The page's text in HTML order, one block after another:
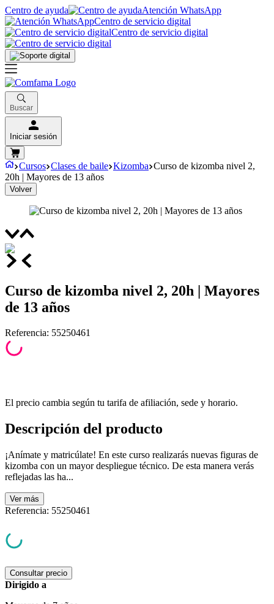
Centro de ayuda
Atención WhatsApp
Centro de servicio digital
Centro de servicio digital
Buscar
Iniciar sesión
Cursos Clases de baile Kizomba Curso de kizomba nivel 2,
20h | Mayores de 13 años
Volver
Curso de kizomba nivel 2, 20h | Mayores
de 13 años
Referencia: 55250461
El precio cambia según tu tarifa de afiliación, sede y horario.
Descripción del producto
¡Aní­mate y matricúlate! En este curso realizarás nuevas figuras de
kizomba con un mayor despliegue técnico. De esta manera verás
reflejadas las ha...
Ver más
Referencia: 55250461
Consultar precio
Dirigido a